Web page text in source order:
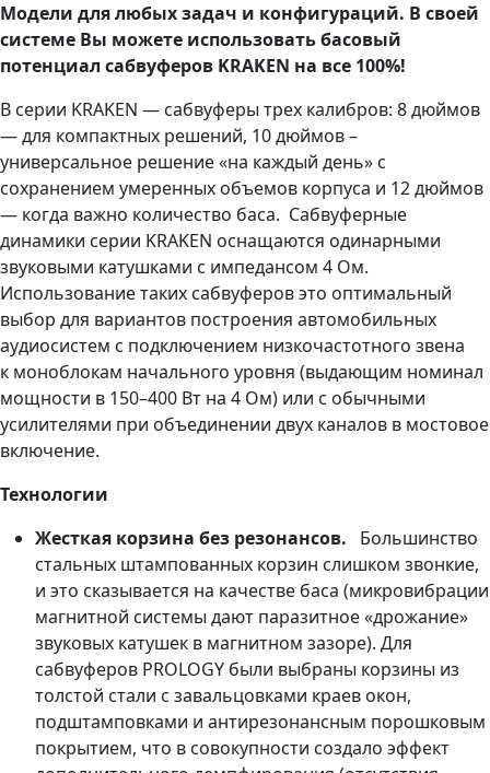
Модели для любых задач и конфигураций. В своей
системе Вы можете использовать басовый
потенциал сабвуферов KRAKEN на все 100%!
В серии KRAKEN — сабвуферы трех калибров: 8 дюймов
— для компактных решений, 10 дюймов –
универсальное решение «на каждый день» с
сохранением умеренных объемов корпуса и 12 дюймов
— когда важно количество баса. Сабвуферные
динамики серии KRAKEN оснащаются одинарными
звуковыми катушками с импедансом 4 Ом.
Использование таких сабвуферов это оптимальный
выбор для вариантов построения автомобильных
аудиосистем с подключением низкочастотного звена
к моноблокам начального уровня (выдающим номинал
мощности в 150–400 Вт на 4 Ом) или с обычными
усилителями при объединении двух каналов в мостовое
включение.
Технологии
Жесткая корзина без резонансов. Большинство
стальных штампованных корзин слишком звонкие,
и это сказывается на качестве баса (микровибрации
магнитной системы дают паразитное «дрожание»
звуковых катушек в магнитном зазоре). Для
сабвуферов PROLOGY были выбраны корзины из
толстой стали с завальцовками краев окон,
подштамповками и антирезонансным порошковым
покрытием, что в совокупности создало эффект